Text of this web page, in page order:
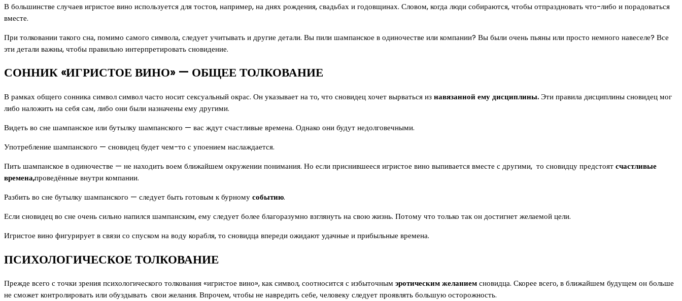
В большинстве случаев игристое вино используется для тостов, например, на днях рождения, свадьбах и годовщинах. Словом, когда люди собираются, чтобы отпраздновать что-либо и порадоваться
вместе.
При толковании такого сна, помимо самого символа, следует учитывать и другие детали. Вы пили шампанское в одиночестве или компании? Вы были очень пьяны или просто немного навеселе? Все
эти детали важны, чтобы правильно интерпретировать сновидение.
СОННИК «ИГРИСТОЕ ВИНО» — ОБЩЕЕ ТОЛКОВАНИЕ
В рамках общего сонника символ символ часто носит сексуальный окрас. Он указывает на то, что сновидец хочет вырваться изнавязанной ему дисциплины.Эти правила дисциплины сновидец мог
либо наложить на себя сам, либо они были назначены ему другими.
Видеть во сне шампанское или бутылку шампанского — вас ждут счастливые времена. Однако они будут недолговечными.
Употребление шампанского — сновидец будет чем-то с упоением наслаждается.
Пить шампанское в одиночестве — не находить воем ближайшем окружении понимания. Но если приснившееся игристое вино выпивается вместе с другими, то сновидцу предстоятсчастливые
времена,проведённые внутри компании.
Разбить во сне бутылку шампанского — следует быть готовым к бурномусобытию.
Если сновидец во сне очень сильно напился шампанским, ему следует более благоразумно взглянуть на свою жизнь. Потому что только так он достигнет желаемой цели.
Игристое вино фигурирует в связи со спуском на воду корабля, то сновидца впереди ожидают удачные и прибыльные времена.
ПСИХОЛОГИЧЕСКОЕ ТОЛКОВАНИЕ
Прежде всего с точки зрения психологического толкования «игристое вино», как символ, соотносится с избыточным эротическим желаниемсновидца. Скорее всего, в ближайшем будущем он больше
не сможет контролировать или обуздывать свои желания. Впрочем, чтобы не навредить себе, человеку следует проявлять большую осторожность.